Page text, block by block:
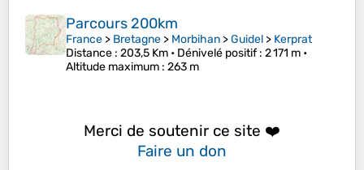
Parcours 200km
France > Bretagne > Morbihan >Guidel > Kerprat
Distance : 203,5 Km • Dénivelé positif: 2 171 m •
Altitude maximum : 263 m
Merci de soutenir ce site ❤️
Faire un don